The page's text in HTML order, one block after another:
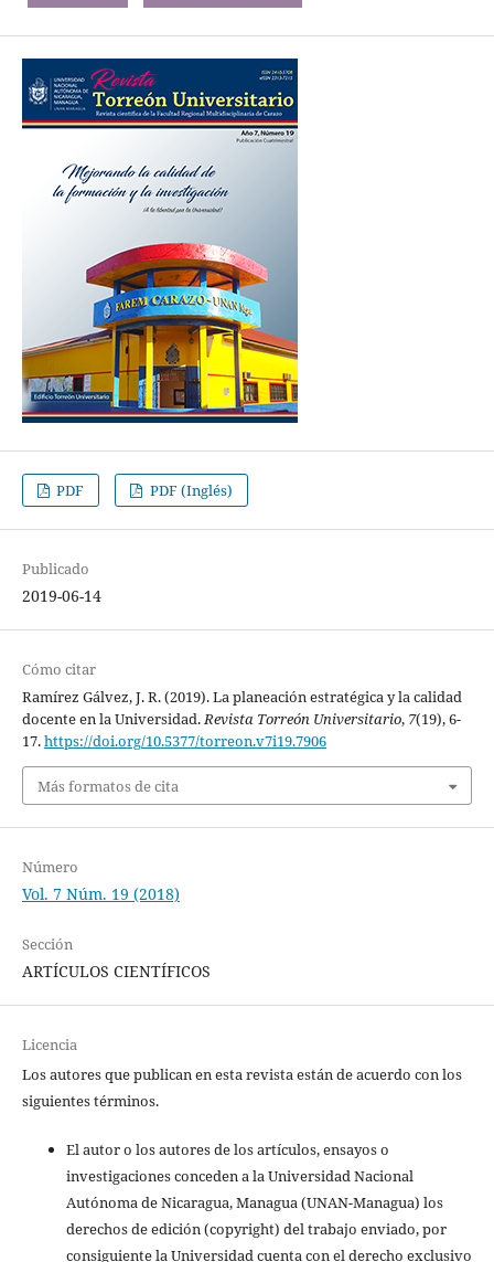
PDF PDF (Inglés)
Publicado
2019-06-14
Cómo citar
Ramírez Gálvez, J. R. (2019). La planeación estratégica y la calidad
docente en la Universidad.Revista Torreón Universitario, 7(19), 6-
17.https://doi.org/10.5377/torreon.v7i19.7906
Más formatos de cita
Número
Vol. 7 Núm. 19 (2018)
Sección
ARTÍCULOS CIENTÍFICOS
Licencia
Los autores que publican en esta revista están de acuerdo con los
siguientes términos.
El autor o los autores de los artículos, ensayos o
investigaciones conceden a la Universidad Nacional
Autónoma de Nicaragua, Managua (UNAN-Managua) los
derechos de edición (copyright) del trabajo enviado, por
consiguiente la Universidad cuenta con el derecho exclusivo